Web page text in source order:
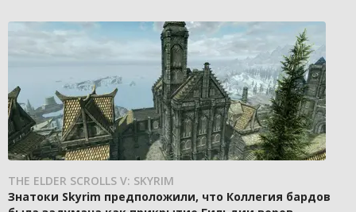
THE ELDER SCROLLS V: SKYRIM
Знатоки Skyrim предположили, что Коллегия бардов